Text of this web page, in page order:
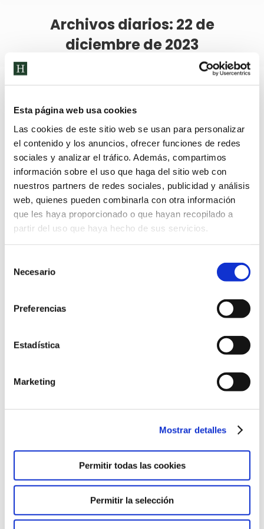
Esta página web usa cookies
Las cookies de este sitio web se usan para personalizar
el contenido y los anuncios, ofrecer funciones de redes
sociales y analizar el tráfico. Además, compartimos
información sobre el uso que haga del sitio web con
nuestros partners de redes sociales, publicidad y análisis
web, quienes pueden combinarla con otra información
que les haya proporcionado o que hayan recopilado a
partir del uso que haya hecho de sus servicios.
Necesario
Preferencias
Estadística
Marketing
Mostrar detalles
Permitir todas las cookies
Permitir la selección
Archivos diarios: 22 de
diciembre de 2023
SORTEO PROVIAJE FIN DE CURSO 6º DE
EDUCACIÓN PRIMARIA
Noticias PorAlberto Sánchez 22 de diciembre de 2023
Numero premiado de papeleta no recogida: 0048 2º
Número premiado: 0241